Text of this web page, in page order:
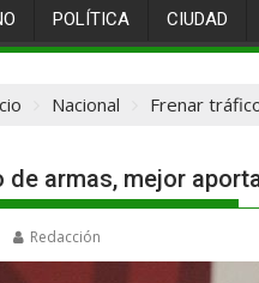
POLÍTICA CIUDAD
Nacional Frenar
de armas, mejor
Redacción